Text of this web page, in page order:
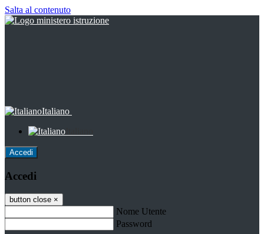
Salta al contenuto
Italiano
Accedi
Accedi
button close ×
Nome Utente
Password